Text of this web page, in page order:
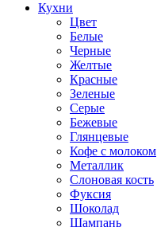
Кухни
Цвет
Белые
Черные
Желтые
Красные
Зеленые
Серые
Бежевые
Глянцевые
Кофе с молоком
Металлик
Слоновая кость
Фуксия
Шоколад
Шампань